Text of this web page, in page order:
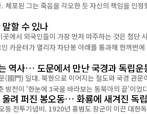
할 수 있나
에서 외국인들이 가장 먼저 마주하는 것은 첨단
카운터가 열리자 차단봉 아래를 통과해 한꺼번
역사… 도문에서 만난 국경과 독립운
) 일대. 북한으로 이어지는 철도와 국경 관문이 나란
방천이 '한눈에 3국을 바라보는 동북아의 끝'이었
려 퍼진 봉오동… 화룡에 새겨진 독
동 전투기념비. 1920년 홍범도 장군이 이끈 대한